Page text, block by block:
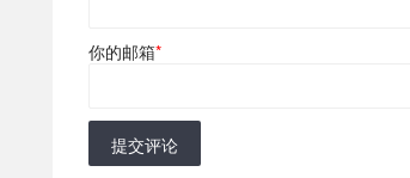
你的邮箱*
提交评论